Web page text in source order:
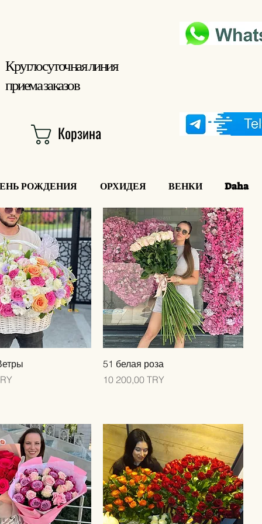
Круглосуточная линия
приема заказов
Корзина
РОЖДЕНИЯ ОРХИДЕЯ ВЕНКИ Daha
просмотр Быстрый просмотр
51 белая роза
Цена
10 200,00 TRY